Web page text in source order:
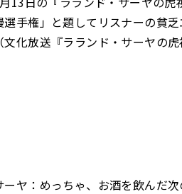
選手権」と題してリスナーの貧乏
（文化放送『ラランド・サーヤの
ーヤ：めっちゃ、お酒を飲んだ